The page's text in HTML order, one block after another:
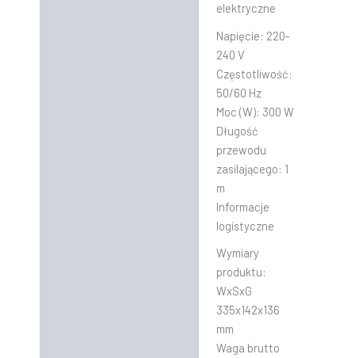
elektryczne
Napięcie: 220-
240 V
Częstotliwość:
50/60 Hz
Moc (W): 300 W
Długość
przewodu
zasilającego: 1
m
Informacje
logistyczne
Wymiary
produktu:
WxSxG
335x142x136
mm
Waga brutto